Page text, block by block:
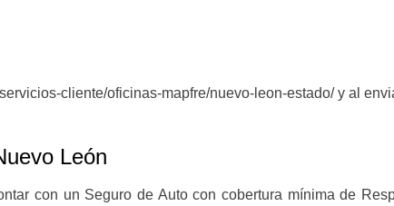
cliente/oficinas-mapfre/nuevo-leon-estado/ y al
León
con un Seguro de Auto con cobertura mínima de